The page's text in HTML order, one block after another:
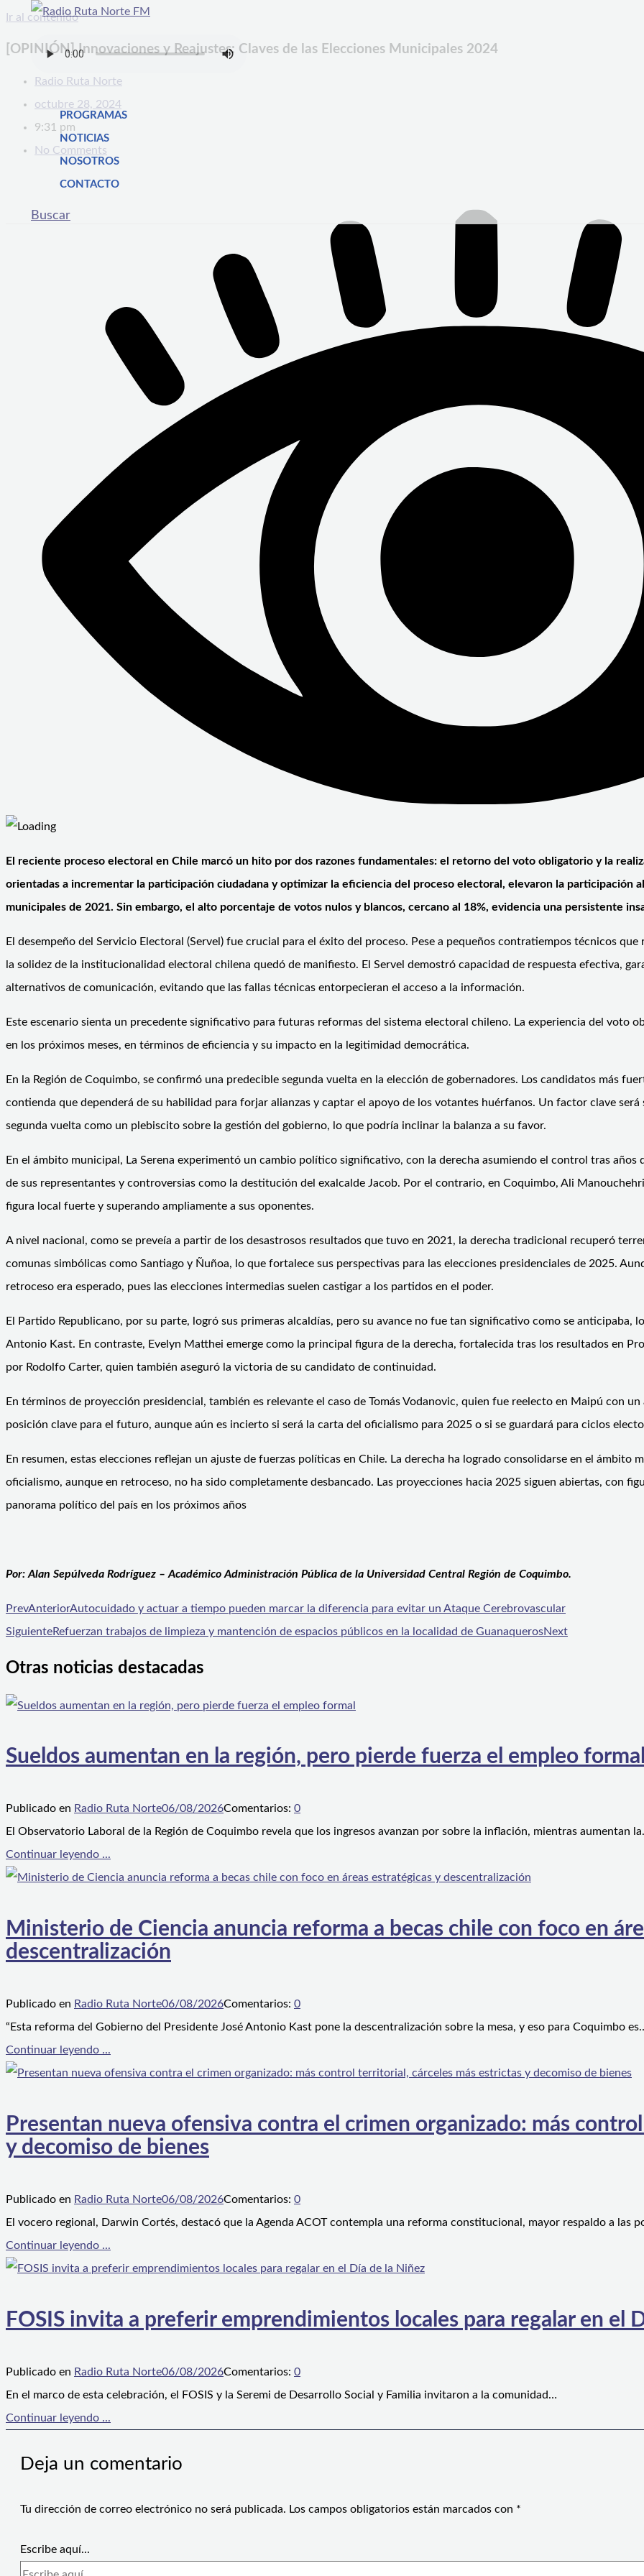
Ir al contenido
PROGRAMAS
NOTICIAS
NOSOTROS
CONTACTO
Buscar
[OPINIÓN] Innovaciones y Reajustes: Claves de las Elecciones Municipales 2024
Radio Ruta Norte
octubre 28, 2024
9:31 pm
No Comments
El reciente proceso electoral en Chile marcó un hito por dos razones fundamentales: el retorno del voto obligatorio y la
orientadas a incrementar la participación ciudadana y optimizar la eficiencia del proceso electoral, elevaron la participación
municipales de 2021. Sin embargo, el alto porcentaje de votos nulos y blancos, cercano al 18%, evidencia una persistente
El desempeño del Servicio Electoral (Servel) fue crucial para el éxito del proceso. Pese a pequeños contratiempos técnicos
la solidez de la institucionalidad electoral chilena quedó de manifiesto. El Servel demostró capacidad de respuesta efectiva,
alternativos de comunicación, evitando que las fallas técnicas entorpecieran el acceso a la información.
Este escenario sienta un precedente significativo para futuras reformas del sistema electoral chileno. La experiencia del voto
en los próximos meses, en términos de eficiencia y su impacto en la legitimidad democrática.
En la Región de Coquimbo, se confirmó una predecible segunda vuelta en la elección de gobernadores. Los candidatos más
contienda que dependerá de su habilidad para forjar alianzas y captar el apoyo de los votantes huérfanos. Un factor clave
segunda vuelta como un plebiscito sobre la gestión del gobierno, lo que podría inclinar la balanza a su favor.
En el ámbito municipal, La Serena experimentó un cambio político significativo, con la derecha asumiendo el control tras
de sus representantes y controversias como la destitución del exalcalde Jacob. Por el contrario, en Coquimbo, Ali
figura local fuerte y superando ampliamente a sus oponentes.
A nivel nacional, como se preveía a partir de los desastrosos resultados que tuvo en 2021, la derecha tradicional recuperó
comunas simbólicas como Santiago y Ñuñoa, lo que fortalece sus perspectivas para las elecciones presidenciales de 2025.
retroceso era esperado, pues las elecciones intermedias suelen castigar a los partidos en el poder.
El Partido Republicano, por su parte, logró sus primeras alcaldías, pero su avance no fue tan significativo como se anticipaba,
Antonio Kast. En contraste, Evelyn Matthei emerge como la principal figura de la derecha, fortalecida tras los resultados en
por Rodolfo Carter, quien también aseguró la victoria de su candidato de continuidad.
En términos de proyección presidencial, también es relevante el caso de Tomás Vodanovic, quien fue reelecto en Maipú con
posición clave para el futuro, aunque aún es incierto si será la carta del oficialismo para 2025 o si se guardará para ciclos
En resumen, estas elecciones reflejan un ajuste de fuerzas políticas en Chile. La derecha ha logrado consolidarse en el ámbito
oficialismo, aunque en retroceso, no ha sido completamente desbancado. Las proyecciones hacia 2025 siguen abiertas, con
panorama político del país en los próximos años
Por: Alan Sepúlveda Rodríguez – Académico Administración Pública de la Universidad Central Región de Coquimbo.
PrevAnteriorAutocuidado y actuar a tiempo pueden marcar la diferencia para evitar un Ataque Cerebrovascular
SiguienteRefuerzan trabajos de limpieza y mantención de espacios públicos en la localidad de GuanaquerosNext
Otras noticias destacadas
Sueldos aumentan en la región, pero pierde fuerza el empleo formal
Publicado en Radio Ruta Norte06/08/2026Comentarios: 0
El Observatorio Laboral de la Región de Coquimbo revela que los ingresos avanzan por sobre la inflación, mientras aumentan
Continuar leyendo ...
Ministerio de Ciencia anuncia reforma a becas chile con foco en
descentralización
Publicado en Radio Ruta Norte06/08/2026Comentarios: 0
“Esta reforma del Gobierno del Presidente José Antonio Kast pone la descentralización sobre la mesa, y eso para Coquimbo
Continuar leyendo ...
Presentan nueva ofensiva contra el crimen organizado: más
y decomiso de bienes
Publicado en Radio Ruta Norte06/08/2026Comentarios: 0
El vocero regional, Darwin Cortés, destacó que la Agenda ACOT contempla una reforma constitucional, mayor respaldo a las
Continuar leyendo ...
FOSIS invita a preferir emprendimientos locales para regalar en el
Publicado en Radio Ruta Norte06/08/2026Comentarios: 0
En el marco de esta celebración, el FOSIS y la Seremi de Desarrollo Social y Familia invitaron a la comunidad…
Continuar leyendo ...
Deja un comentario
Tu dirección de correo electrónico no será publicada. Los campos obligatorios están marcados con *
Escribe aquí...